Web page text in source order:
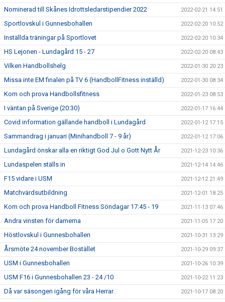
Nominerad till Skånes Idrottsledarstipendier 2022 2022-02-21 14:51
Sportlovskul i Gunnesbohallen 2022-02-20 10:52
Inställda träningar på Sportlovet 2022-02-20 10:34
HS Lejonen - Lundagård 15 - 27 2022-02-20 08:43
Vilken Handbollshelg 2022-01-30 20:23
Missa inte EM finalen på TV 6 (HandbollFitness inställd) 2022-01-30 08:34
Kom och prova Handbollsfitness 2022-01-23 08:53
I väntan på Sverige (20:30) 2022-01-17 16:44
Covid information gällande handboll i Lundagård 2022-01-12 17:15
Sammandrag i januari (Minihandboll 7 - 9 år) 2022-01-12 17:06
Lundagård önskar alla en riktigt God Jul o Gott Nytt År 2021-12-23 10:36
Lundaspelen ställs in 2021-12-14 14:46
F15 vidare i USM 2021-12-12 21:49
Matchvärdsutbildning 2021-12-01 18:25
Kom och prova Handboll Fitness Söndagar 17:45 - 19 2021-11-13 07:46
Andra vinsten för damerna 2021-11-05 17:20
Höstlovskul i Gunnesbohallen 2021-10-31 13:29
Årsmöte 24 november Bostället 2021-10-29 09:37
USM i Gunnesbohallen 2021-10-26 10:39
USM F16 i Gunnesbohallen 23 - 24 /10 2021-10-22 11:23
Då var säsongen igång för våra Herrar. 2021-10-17 08:20